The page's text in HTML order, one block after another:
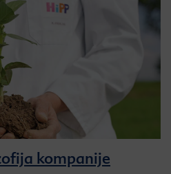
kompanije